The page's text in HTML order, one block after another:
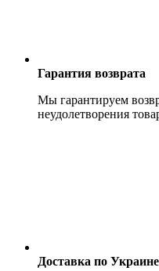
Гарантия возврата
Мы гарантируем
неудолетворения
Доставка по Украине